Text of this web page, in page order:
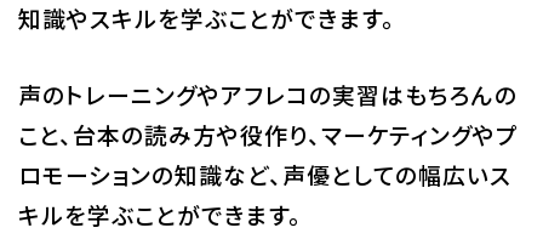
知識やスキルを学ぶことができます。
声のトレーニングやアフレコの実習はもちろんの
こと、台本の読み方や役作り、マーケティングやプ
ロモーションの知識など、声優としての幅広いス
キルを学ぶことができます。